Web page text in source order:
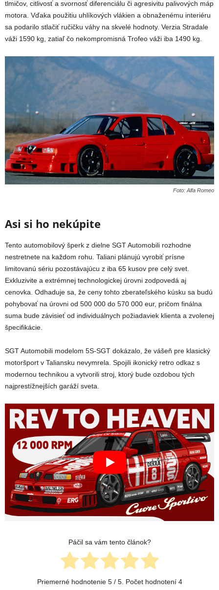
tlmičov, citlivosť a svornosť diferenciálu či agresivitu palivových máp
motora. Vďaka použitiu uhlíkových vlákien a obnaženému interiéru
sa podarilo stlačiť ručičku váhy na skvelé hodnoty. Verzia Stradale
váži 1590 kg, zatiaľ čo nekompromisná Trofeo váži iba 1490 kg.
Foto: Alfa Romeo
Asi si ho nekúpite
Tento automobilový šperk z dielne SGT Automobili rozhodne
nestretnete na každom rohu. Taliani plánujú vyrobiť prísne
limitovanú sériu pozostávajúcu z iba 65 kusov pre celý svet.
Exkluzivite a extrémnej technologickej úrovni zodpovedá aj
cenovka. Odhaduje sa, že ceny tohto zberateľského kúsku sa budú
pohybovať na úrovni od 500 000 do 570 000 eur, pričom finálna
suma bude závisieť od individuálnych požiadaviek klienta a zvolenej
špecifikácie.
SGT Automobili modelom 5S-SGT dokázalo, že vášeň pre klasický
motoršport v Taliansku nevymrela. Spojili ikonický retro odkaz s
modernou technikou a vytvorili stroj, ktorý bude ozdobou tých
najprestížnejších garáží sveta.
Páčil sa vám tento článok?
Priemerné hodnotenie 5/ 5. Počet hodnotení 4